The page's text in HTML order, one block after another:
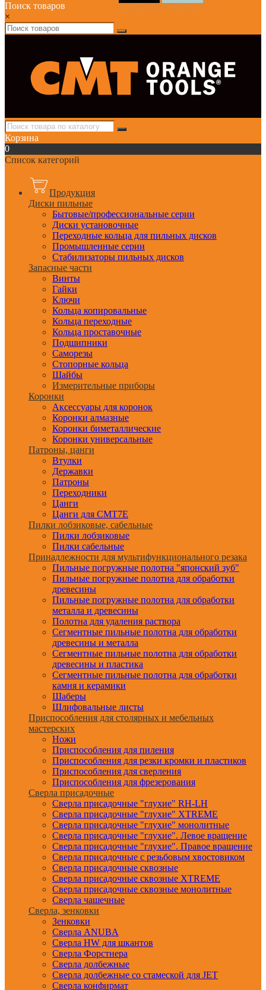
Поиск товаров
×
Корзина
0
Список категорий
Продукция
Диски пильные
Бытовые/профессиональные серии
Диски установочные
Переходные кольца для пильных дисков
Промышленные серии
Стабилизаторы пильных дисков
Запасные части
Винты
Гайки
Ключи
Кольца копировальные
Кольца переходные
Кольца проставочные
Подшипники
Саморезы
Стопорные кольца
Шайбы
Измерительные приборы
Коронки
Аксессуары для коронок
Коронки алмазные
Коронки биметаллические
Коронки универсальные
Патроны, цанги
Втулки
Державки
Патроны
Переходники
Цанги
Цанги для CMT7E
Пилки лобзиковые, сабельные
Пилки лобзиковые
Пилки сабельные
Принадлежности для мультифункционального резака
Пильные погружные полотна "японский зуб"
Пильные погружные полотна для обработки
древесины
Пильные погружные полотна для обработки
металла и древесины
Полотна для удаления раствора
Сегментные пильные полотна для обработки
древесины и металла
Сегментные пильные полотна для обработки
древесины и пластика
Сегментные пильные полотна для обработки
камня и керамики
Шаберы
Шлифовальные листы
Приспособления для столярных и мебельных
мастерских
Ножи
Приспособления для пиления
Приспособления для резки кромки и пластиков
Приспособления для сверления
Приспособления для фрезерования
Сверла присадочные
Сверла присадочные "глухие" RH-LH
Сверла присадочные "глухие" XTREME
Сверла присадочные "глухие" монолитные
Сверла присадочные "глухие". Левое вращение
Сверла присадочные "глухие". Правое вращение
Сверла присадочные с резьбовым хвостовиком
Сверла присадочные сквозные
Сверла присадочные сквозные XTREME
Сверла присадочные сквозные монолитные
Сверла чашечные
Сверла, зенковки
Зенковки
Сверла ANUBA
Сверла HW для шкантов
Сверла Форстнера
Сверла долбежные
Сверла долбежные со стамеской для JET
Сверла конфирмат